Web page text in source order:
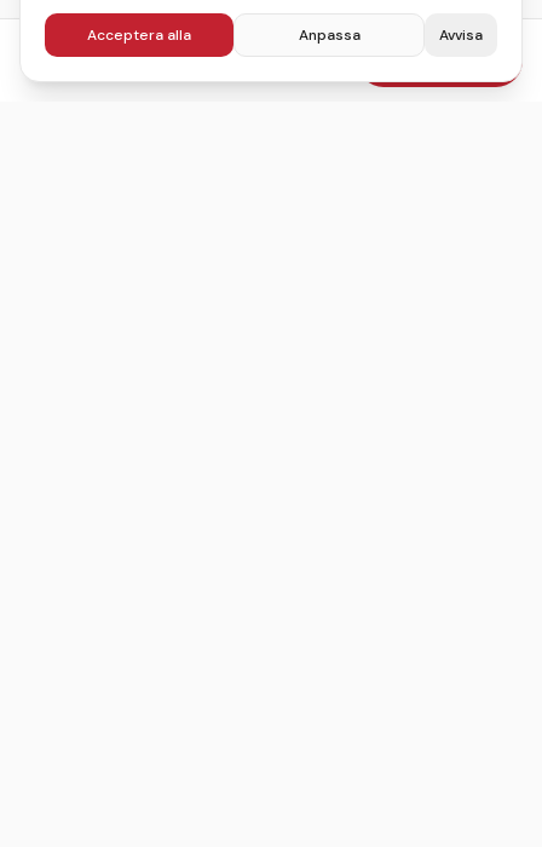
fr.395kr/pers Boka julbord
Acceptera alla Anpassa Avvisa